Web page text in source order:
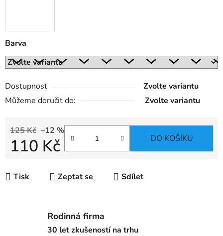
Barva
Dostupnost
Zvolte variantu
Můžeme doručit do:
Zvolte variantu
125 Kč –12 %
110 Kč DO KOŠÍKU
Tisk Zeptat se Sdílet
Rodinná firma
30 let zkušeností na trhu